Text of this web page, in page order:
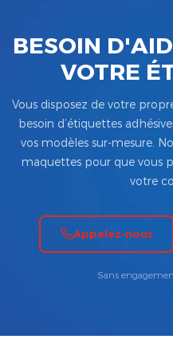
BESOIN
VOTRE
Vous disposez de votre
besoin d’étiquettes
vos modèles sur-mesure.
maquettes pour que vous
votre
Appelez-nous
Sans